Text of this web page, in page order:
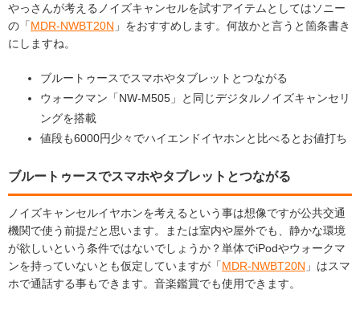
やっさんが考えるノイズキャンセルを試すアイテムとしてはソニー
の「MDR-NWBT20N 」をおすすめします。何故かと言うと箇条書き
にしますね。
ブルートゥースでスマホやタブレットとつながる
ウォークマン「NW-M505」と同じデジタルノイズキャンセリ
ングを搭載
値段も6000円少々でハイエンドイヤホンと比べるとお値打ち
ブルートゥースでスマホやタブレットとつながる
ノイズキャンセルイヤホンを考えるという事は想像ですが公共交通
機関で使う前提だと思います。または室内や屋外でも、静かな環境
が欲しいという条件ではないでしょうか？単体でiPodやウォークマ
ンを持っていないとも仮定していますが「MDR-NWBT20N 」はスマ
ホで通話する事もできます。音楽鑑賞でも使用できます。